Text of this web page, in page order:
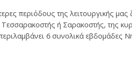
περιόδους της λειτουργικής μας
ή Σαρακοστής, της
6 συνολικά εβδομάδες